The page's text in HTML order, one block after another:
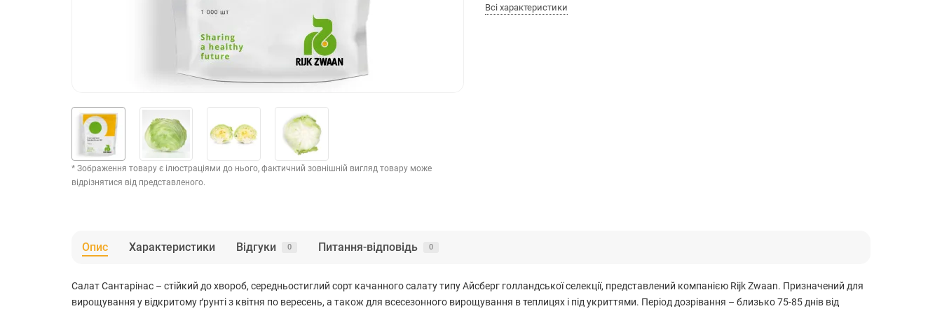
* Зображення товару є ілюстраціями до нього, фактичний зовнішній вигляд товару може
відрізнятися від представленого.
Всі характеристики
Опис Характеристики Відгуки 0 Питання-відповідь 0
Салат Сантарінас – стійкий до хвороб, середньостиглий сорт качанного салату типу Айсберг голландської селекції, представлений компанією Rijk Zwaan. Призначений для
вирощування у відкритому ґрунті з квітня по вересень, а також для всесезонного вирощування в теплицях і під укриттями. Період дозрівання – близько 75-85 днів від